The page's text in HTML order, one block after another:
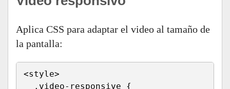
Aplica CSS para adaptar el video al tamaño de
la pantalla:
<style>
  .video-responsive {